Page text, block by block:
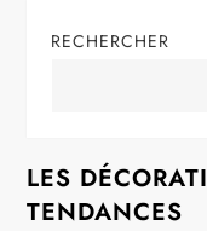
RECHERCHER
LES
TENDANCES